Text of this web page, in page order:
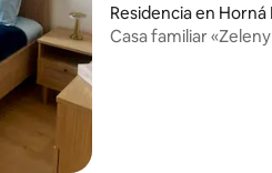
Residencia en
Casa familiar